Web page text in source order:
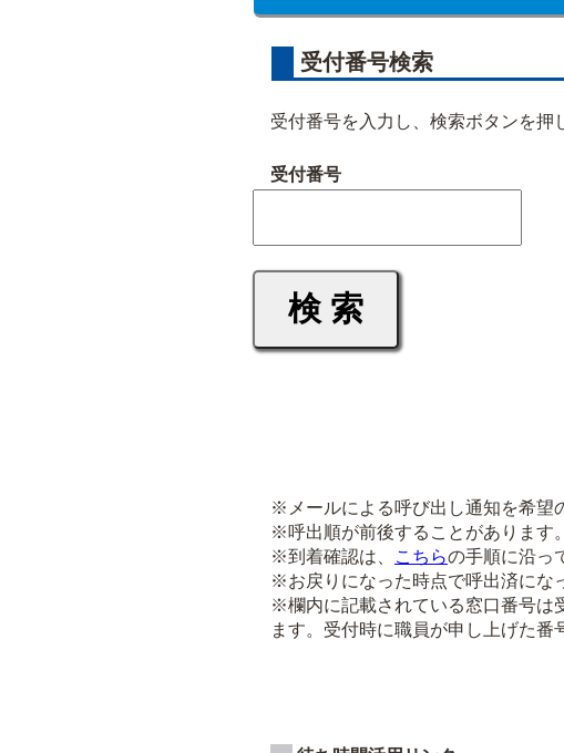
受付番号検索
受付番号を入力し、検索ボタンを押
受付番号
※メールによる呼び出し通知を希望
※呼出順が前後することがあります
※到着確認は、
こちらの手順に沿っ
※お戻りになった時点で呼出済にな
※欄内に記載されている窓口番号は
ます。受付時に職員が申し上げた番